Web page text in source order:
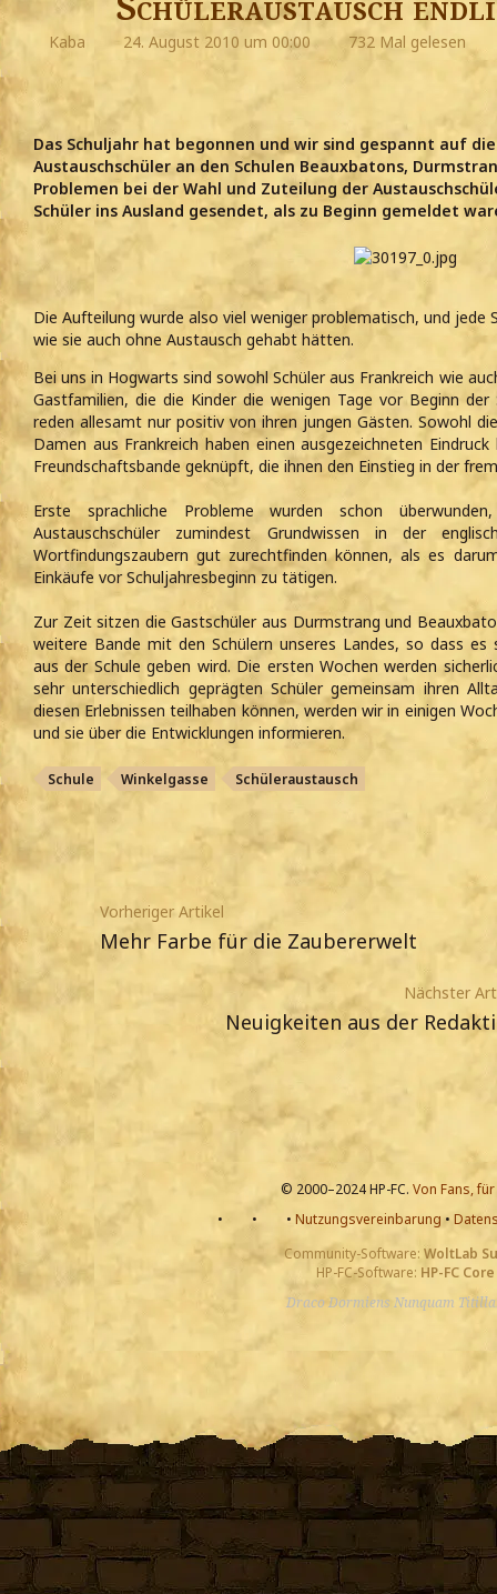
Kaba 24. August 2010 um 00:00 732 Mal gelesen
Das Schuljahr hat begonnen und wir sind gespannt auf
Austauschschüler an den Schulen Beauxbatons,
Problemen bei der Wahl und Zuteilung der
Schüler ins Ausland gesendet, als zu Beginn gemeldet
Die Aufteilung wurde also viel weniger problematisch, und jede
wie sie auch ohne Austausch gehabt hätten.
Bei uns in Hogwarts sind sowohl Schüler aus Frankreich wie
Gastfamilien, die die Kinder die wenigen Tage vor Beginn
reden allesamt nur positiv von ihren jungen Gästen. Sowohl
Damen aus Frankreich haben einen ausgezeichneten
Freundschaftsbande geknüpft, die ihnen den Einstieg in der
Erste sprachliche Probleme wurden schon
Austauschschüler zumindest Grundwissen in der
Wortfindungszaubern gut zurechtfinden können, als es
Einkäufe vor Schuljahresbeginn zu tätigen.
Zur Zeit sitzen die Gastschüler aus Durmstrang und
weitere Bande mit den Schülern unseres Landes, so dass es
aus der Schule geben wird. Die ersten Wochen werden
sehr unterschiedlich geprägten Schüler gemeinsam ihren
diesen Erlebnissen teilhaben können, werden wir in einigen
und sie über die Entwicklungen informieren.
Schule Winkelgasse Schüleraustausch
Vorheriger Artikel
Mehr Farbe für die Zaubererwelt
Nächster
Neuigkeiten aus der
© 2000–2024 HP-FC. Von Fans,
•
• • Nutzungsvereinbarung•
Community-Software: WoltLab
HP-FC-Software: HP-FC Core
Draco Dormiens Nunquam